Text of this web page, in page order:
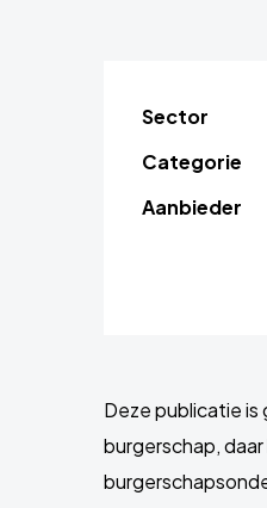
Sector
Categorie
Aanbieder
Deze publicatie
burgerschap,